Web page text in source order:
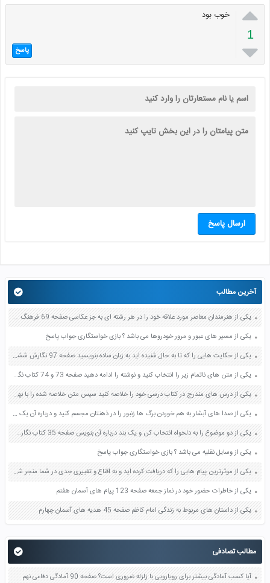

1

خوب بود
پاسخ
ارسال پاسخ
آخرین مطالب
یکی از هنرمندان معاصر مورد علاقه خود را در هر رشته ای به جز عکاسی صفحه 69 فرهنگ و هنر نهم
یکی از مسیر های عبور و مرور خودروها می باشد ؟ بازی خواستگاری جواب پاسخ
یکی از حکایت هایی را که تا به حال شنیده اید به زبان ساده بنویسید صفحه 97 نگارش ششم دبستان
یکی از متن های ناتمام زیر را انتخاب کنید و نوشته را ادامه دهید صفحه 73 و 74 کتاب نگارش فارسی پنجم دبستان
یکی از درس های مندرج در کتاب درسی خود را خلاصه کنید سپس متن خلاصه شده را با بهره گیری از روش های دسته بندی نمودار جدول نقشه مفهومی نشان دهید صفحه 118 نگارش یازدهم
یکی از صدا های آبشار به هم خوردن برگ ها زنبور را در ذهنتان مجسم کنید و درباره آن یک بند بنویسید صفحه 11 نگارش پنجم
یکی از دو موضوع را به دلخواه انتخاب کن و یک بند درباره آن بنویس صفحه 35 کتاب نگارش فارسی سوم
یکی از وسایل نقلیه می باشد ؟ بازی خواستگاری جواب پاسخ
یکی از موثرترین پیام هایی را که دریافت کرده اید و به اقناع و تغییری جدی در شما منجر شده است برسی کنید و علت این تاثیر گذاری قابل توجه را بنویسید صفحه 52 تفکر و سواد رسانه ای دهم
یکی از خاطرات حضور خود در نماز جمعه صفحه 123 پیام های آسمان هفتم
یکی از داستان های مربوط به زندگی امام کاظم صفحه 45 هدیه های آسمان چهارم
مطالب تصادفی
آیا کسب آمادگی بیشتر برای رویارویی با زلزله ضروری است؟ صفحه 90 آمادگی دفاعی نهم